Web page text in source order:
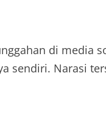
di media
sendiri. Narasi